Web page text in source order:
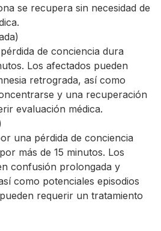
se recupera sin necesidad de
de conciencia dura
Los afectados pueden
retrograda, así como
y una recuperación
evaluación médica.
una pérdida de conciencia
más de 15 minutos. Los
confusión prolongada y
como potenciales episodios
requerir un tratamiento